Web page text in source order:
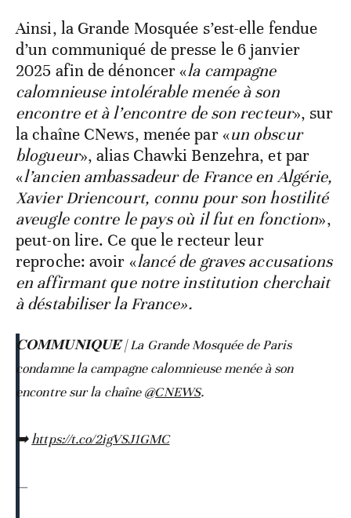
Ainsi, la Grande Mosquée s’est-elle fendue
d’un communiqué de presse le 6 janvier
2025 afin de dénoncer «la campagne
calomnieuse intolérable menée à son
encontre et à l’encontre de son recteur», sur
la chaîne CNews, menée par «un obscur
blogueur», alias Chawki Benzehra, et par
«l’ancien ambassadeur de France en Algérie,
Xavier Driencourt, connu pour son hostilité
aveugle contre le pays où il fut en fonction»,
peut-on lire. Ce que le recteur leur
reproche: avoir «lancé de graves accusations
en affirmant que notre institution cherchait
à déstabiliser la France».
𝐂𝐎𝐌𝐌𝐔𝐍𝐈𝐐𝐔𝐄́ | La Grande Mosquée de Paris
condamne la campagne calomnieuse menée à son
encontre sur la chaîne@CNEWS.
➡️https://t.co/2igVSJ1GMC
—